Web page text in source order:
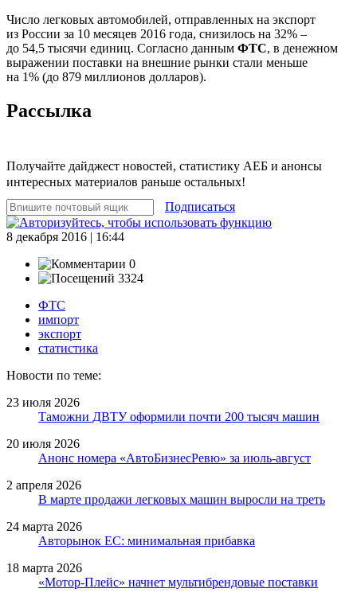
Число легковых автомобилей, отправленных на экспорт
из России за 10 месяцев 2016 года, снизилось на 32% –
до 54,5 тысячи единиц. Согласно данным ФТС, в денежном
выражении поставки на внешние рынки стали меньше
на 1% (до 879 миллионов долларов).
Рассылка
Получайте дайджест новостей, статистику АЕБ и анонсы
интересных материалов раньше остальных!
Подписаться
8 декабря 2016 | 16:44
0
3324
ФТС
импорт
экспорт
статистика
Новости по теме:
23 июля 2026
Таможни ДВТУ оформили почти 200 тысяч машин
20 июля 2026
Анонс номера «АвтоБизнесРевю» за июль-август
2 апреля 2026
В марте продажи легковых машин выросли на треть
24 марта 2026
Авторынок ЕС: минимальная прибавка
18 марта 2026
«Мотор-Плейс» начнет мультибрендовые поставки